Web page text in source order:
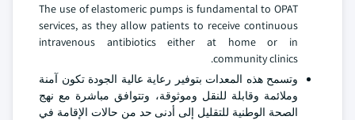
The use of elastomeric pumps is fundamental to OPAT
services, as they allow patients to receive continuous
intravenous antibiotics either at home or in
community clinics.
وتسمح هذه المعدات بتوفير رعاية عالية الجودة تكون آمنة
وملائمة وقابلة للنقل وموثوقة، وتتوافق مباشرة مع نهج
الصحة الوطنية للتقليل إلى أدنى حد من حالات الإقامة في